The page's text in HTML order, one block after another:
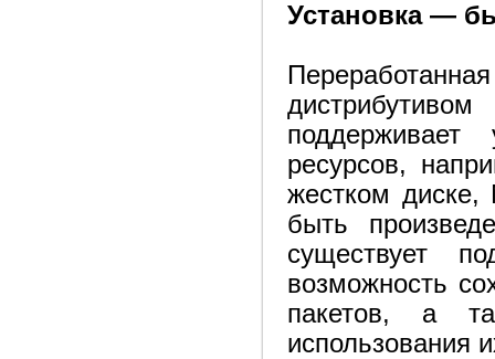
Установка —
ресурсов,
жестком диске,
быть
существует
возможность
пакетов, а
использования